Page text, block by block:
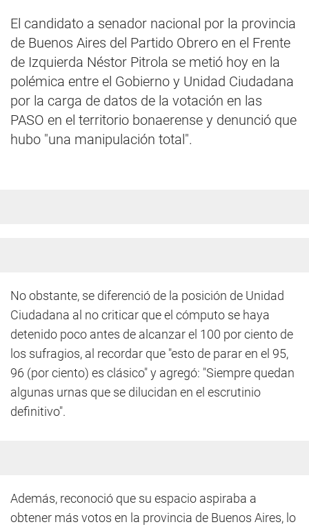
El candidato a senador nacional por la provincia
de Buenos Aires del Partido Obrero en el Frente
de Izquierda Néstor Pitrola se metió hoy en la
polémica entre el Gobierno y Unidad Ciudadana
por la carga de datos de la votación en las
PASO en el territorio bonaerense y denunció que
hubo "una manipulación total".
No obstante, se diferenció de la posición de Unidad
Ciudadana al no criticar que el cómputo se haya
detenido poco antes de alcanzar el 100 por ciento de
los sufragios, al recordar que "esto de parar en el 95,
96 (por ciento) es clásico" y agregó: "Siempre quedan
algunas urnas que se dilucidan en el escrutinio
definitivo".
Además, reconoció que su espacio aspiraba a
obtener más votos en la provincia de Buenos Aires, lo